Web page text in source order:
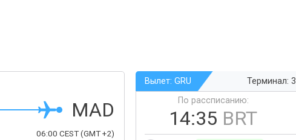
MAD
06:00 CEST(GMT +2)
Вылет: GRU Терминал: 3
По рассписанию:
14:35 BRT